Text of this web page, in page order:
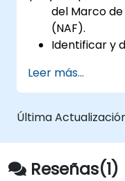
del Marco
(NAF).
Identificar y
Mapear los
los
Utilizar
compatibles
Leer más...
Última
Reseñas(1)